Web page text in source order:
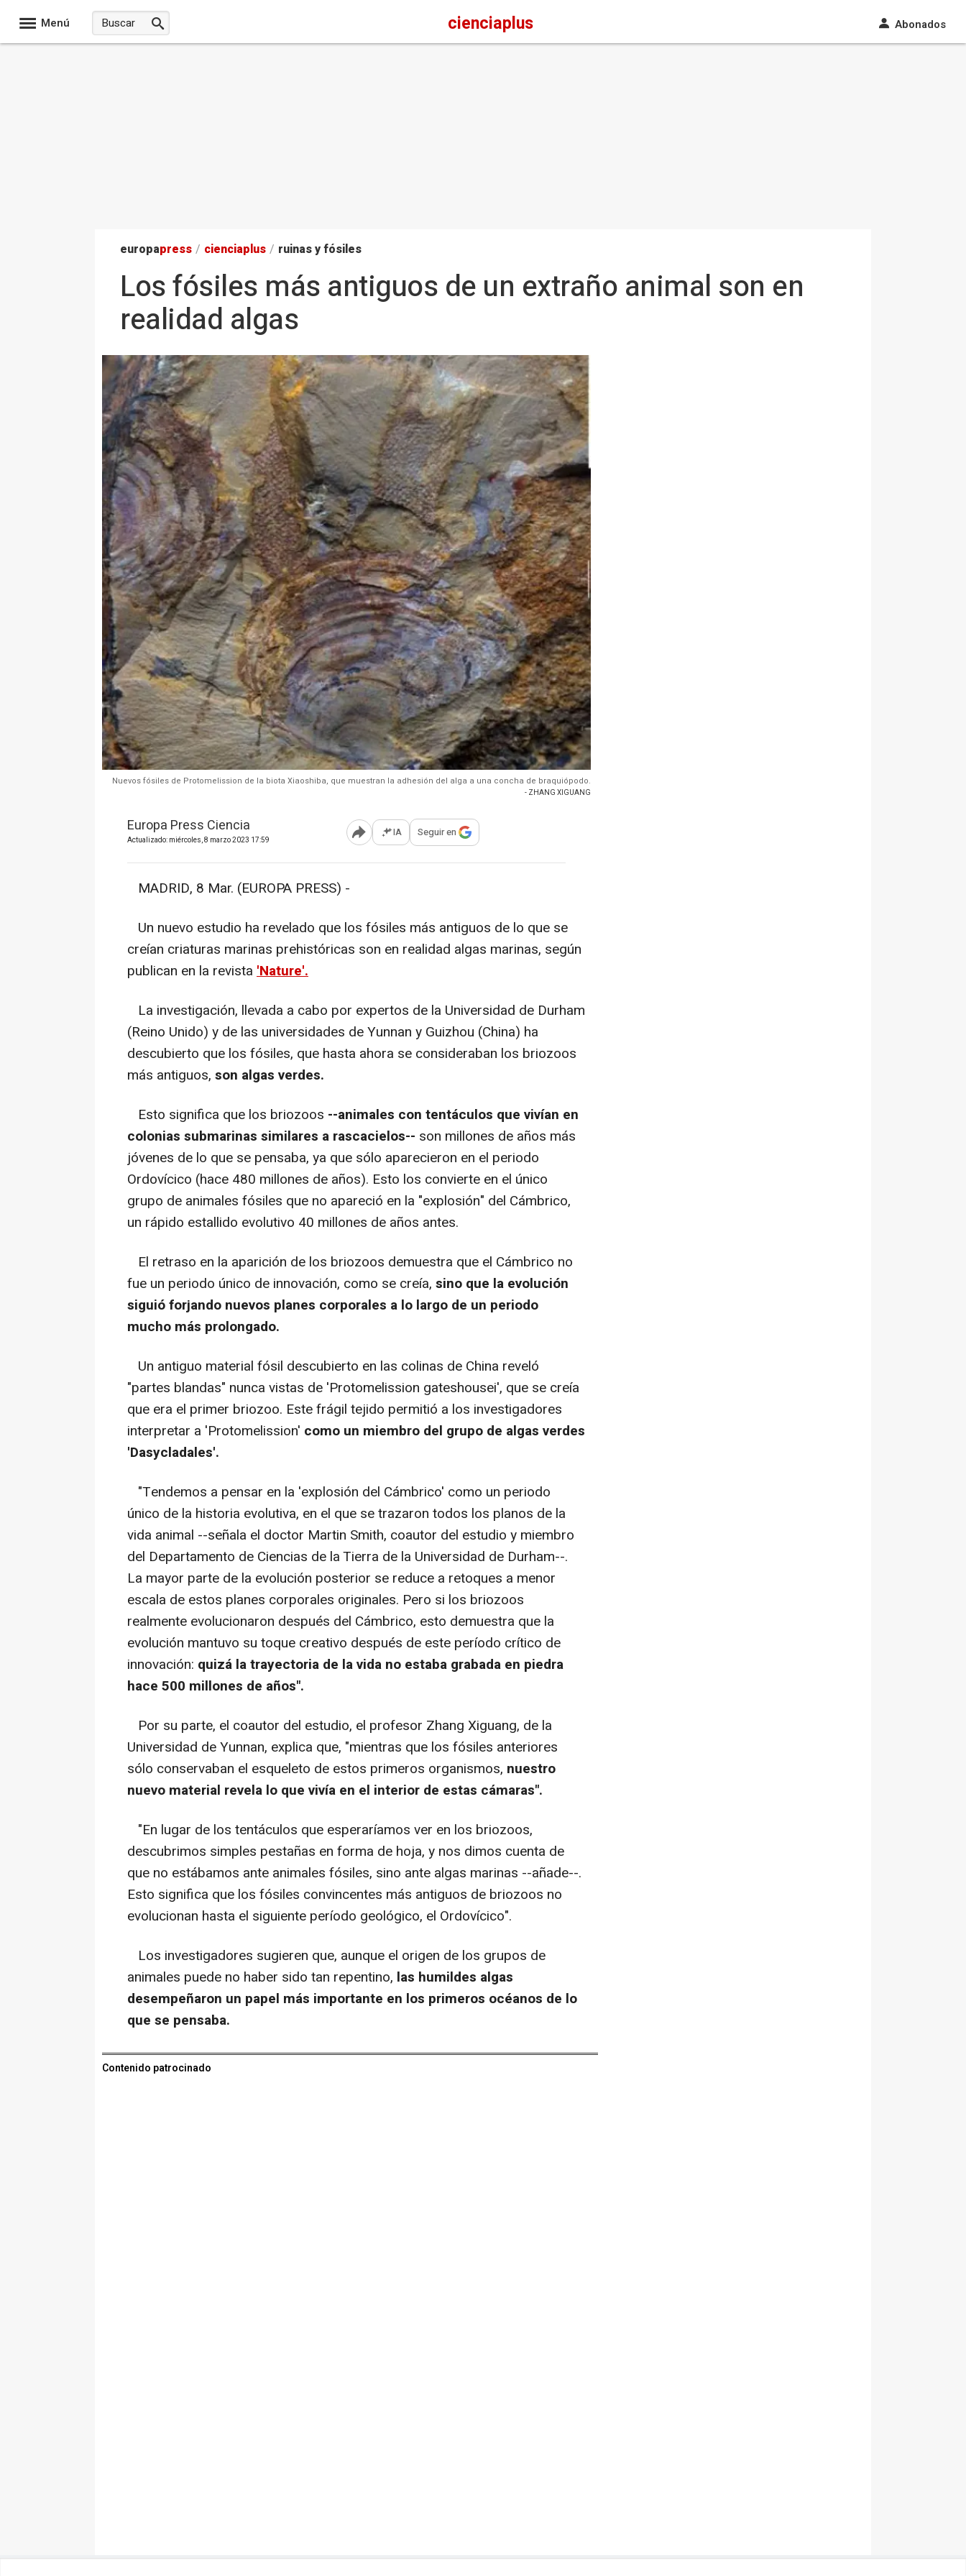
Menú cienciaplus Abonados
europapress / cienciaplus / ruinas y fósiles
Los fósiles más antiguos de un extraño animal son en
realidad algas
Nuevos fósiles de Protomelission de la biota Xiaoshiba, que muestran la adhesión del alga a una concha de braquiópodo.
- ZHANG XIGUANG
Europa Press Ciencia
Actualizado: miércoles, 8 marzo 2023 17:59 Abrir opciones para compartir
IA Seguir en
MADRID, 8 Mar. (EUROPA PRESS) -
Un nuevo estudio ha revelado que los fósiles más antiguos de lo que se
creían criaturas marinas prehistóricas son en realidad algas marinas, según
publican en la revista 'Nature'.
La investigación, llevada a cabo por expertos de la Universidad de Durham
(Reino Unido) y de las universidades de Yunnan y Guizhou (China) ha
descubierto que los fósiles, que hasta ahora se consideraban los briozoos
más antiguos, son algas verdes.
Esto significa que los briozoos --animales con tentáculos que vivían en
colonias submarinas similares a rascacielos-- son millones de años más
jóvenes de lo que se pensaba, ya que sólo aparecieron en el periodo
Ordovícico (hace 480 millones de años). Esto los convierte en el único
grupo de animales fósiles que no apareció en la "explosión" del Cámbrico,
un rápido estallido evolutivo 40 millones de años antes.
El retraso en la aparición de los briozoos demuestra que el Cámbrico no
fue un periodo único de innovación, como se creía, sino que la evolución
siguió forjando nuevos planes corporales a lo largo de un periodo
mucho más prolongado.
Un antiguo material fósil descubierto en las colinas de China reveló
"partes blandas" nunca vistas de 'Protomelission gateshousei', que se creía
que era el primer briozoo. Este frágil tejido permitió a los investigadores
interpretar a 'Protomelission' como un miembro del grupo de algas verdes
'Dasycladales'.
"Tendemos a pensar en la 'explosión del Cámbrico' como un periodo
único de la historia evolutiva, en el que se trazaron todos los planos de la
vida animal --señala el doctor Martin Smith, coautor del estudio y miembro
del Departamento de Ciencias de la Tierra de la Universidad de Durham--.
La mayor parte de la evolución posterior se reduce a retoques a menor
escala de estos planes corporales originales. Pero si los briozoos
realmente evolucionaron después del Cámbrico, esto demuestra que la
evolución mantuvo su toque creativo después de este período crítico de
innovación: quizá la trayectoria de la vida no estaba grabada en piedra
hace 500 millones de años".
Por su parte, el coautor del estudio, el profesor Zhang Xiguang, de la
Universidad de Yunnan, explica que, "mientras que los fósiles anteriores
sólo conservaban el esqueleto de estos primeros organismos, nuestro
nuevo material revela lo que vivía en el interior de estas cámaras".
"En lugar de los tentáculos que esperaríamos ver en los briozoos,
descubrimos simples pestañas en forma de hoja, y nos dimos cuenta de
que no estábamos ante animales fósiles, sino ante algas marinas --añade--.
Esto significa que los fósiles convincentes más antiguos de briozoos no
evolucionan hasta el siguiente período geológico, el Ordovícico".
Los investigadores sugieren que, aunque el origen de los grupos de
animales puede no haber sido tan repentino, las humildes algas
desempeñaron un papel más importante en los primeros océanos de lo
que se pensaba.
Contenido patrocinado